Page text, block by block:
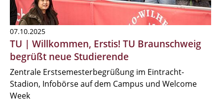
07.10.2025
TU | Willkommen, Erstis! TU Braunschweig
begrüßt neue Studierende
Zentrale Erstsemesterbegrüßung im Eintracht-
Stadion, Infobörse auf dem Campus und Welcome
Week